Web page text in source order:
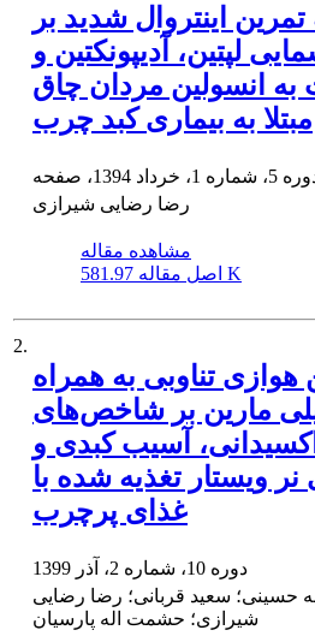
هفته تمرین اینتروال شدید بر
لپتین، آدیپونکتین و
انسولین مردان چاق
مبتلا به بیماری کبد چرب
رضا رضایی شیرازی
مشاهده مقاله
اصل مقاله 581.97 K
2.
هوازی تناوبی به همراه
مارین بر شاخص‌های
اکسیدانی، آسیب کبدی و
ویستار تغذیه شده با
غذای پرچرب
دوره 10، شماره 2، آذر 1399
سعید قربانی؛ رضا رضایی
شیرازی؛ حشمت اله پارسیان